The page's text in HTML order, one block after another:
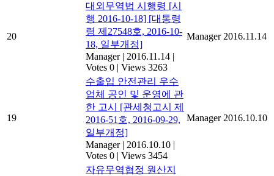
20
대외무역법 시행령 [시
행 2016-10-18] [대통령
령 제27548호, 2016-10-
18, 일부개정]
Manager | 2016.11.14 |
Votes 0 | Views 3263
Manager 2016.11.14
19
수출입 안전관리 우수
업체 공인 및 운영에 관
한 고시 [관세청고시 제
2016-51호, 2016-09-29,
일부개정]
Manager | 2016.10.10 |
Votes 0 | Views 3454
Manager 2016.10.10
자유무역협정 원산지